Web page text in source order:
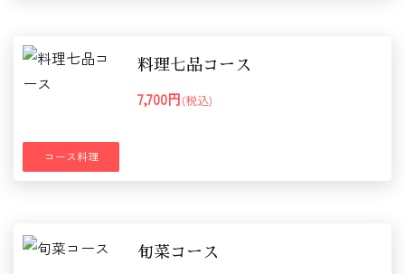
コース料理
料理七品コース
7,700円(税込)
旬菜コース